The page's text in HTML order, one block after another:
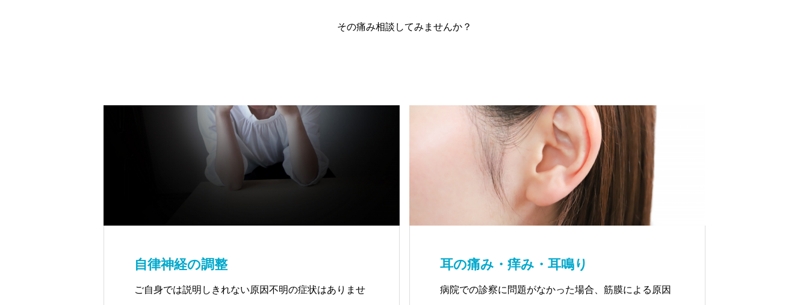
その痛み相談してみませんか？
自律神経の調整
ご自身では説明しきれない原因不明の症状はありませ
耳の痛み・痒み・耳鳴り
病院での診察に問題がなかった場合、筋膜による原因